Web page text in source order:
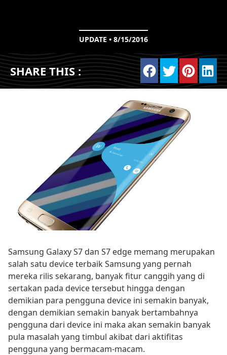
UPDATE • 8/15/2016
SHARE THIS :
Samsung Galaxy S7 dan S7 edge memang merupakan
salah satu device terbaik Samsung yang pernah
mereka rilis sekarang, banyak fitur canggih yang di
sertakan pada device tersebut hingga dengan
demikian para pengguna device ini semakin banyak,
dengan demikian semakin banyak bertambahnya
pengguna dari device ini maka akan semakin banyak
pula masalah yang timbul akibat dari aktifitas
pengguna yang bermacam-macam.